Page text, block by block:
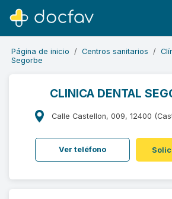
Página de inicio Centros sanitarios
Segorbe
CLINICA DENTAL
Calle Castellon, 009, 12400
Ver teléfono